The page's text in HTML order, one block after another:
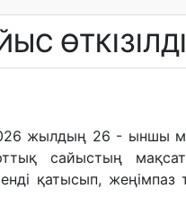
ӨТКІЗІЛДІ
2026 жылдың 26 -
сайыстың
қатысып, жеңімпаз